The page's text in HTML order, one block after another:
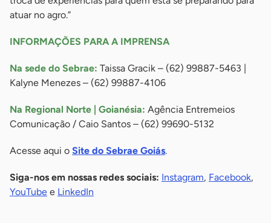
atuar no agro.”
INFORMAÇÕES PARA A IMPRENSA
Na sede do Sebrae: Taissa Gracik – (62) 99887-5463 |
Kalyne Menezes – (62) 99887-4106
Na Regional Norte | Goianésia: Agência Entremeios
Comunicação / Caio Santos – (62) 99690-5132
Acesse aqui o Site do Sebrae Goiás.
Siga-nos em nossas redes sociais: Instagram, Facebook,
YouTube e LinkedIn